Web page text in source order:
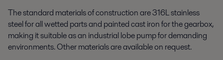
The standard materials of construction are 316L stainless
steel for all wetted parts and painted cast iron for the gearbox,
making it suitable as an industrial lobe pump for demanding
environments. Other materials are available on request.